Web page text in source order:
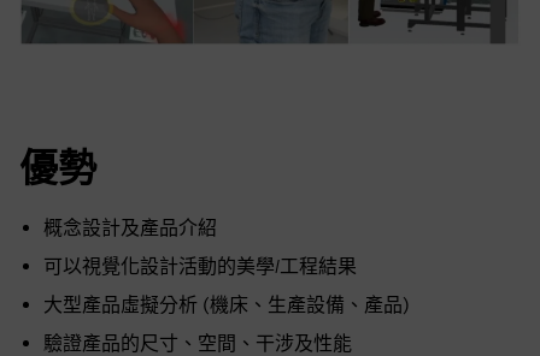
優勢
概念設計及產品介紹
可以視覺化設計活動的美學/工程結果
大型產品虛擬分析 (機床、生產設備、產品)
驗證產品的尺寸、空間、干涉及性能